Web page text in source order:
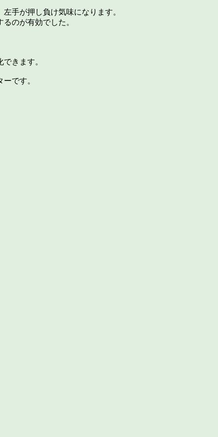
手が押し負け気味になります。
のが有効でした。
きます。
です。